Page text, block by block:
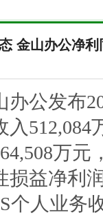
金山办公净
发布
入512,084
万元
损益净利
个人业务